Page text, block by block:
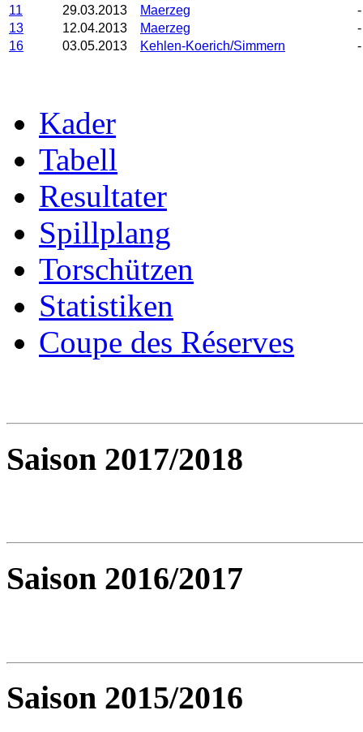
11
29.03.2013 Maerzeg
-
13
12.04.2013 Maerzeg
-
16
03.05.2013 Kehlen-Koerich/Simmern -
Kader
Tabell
Resultater
Spillplang
Torschützen
Statistiken
Coupe des Réserves
Saison 2017/2018
Saison 2016/2017
Saison 2015/2016